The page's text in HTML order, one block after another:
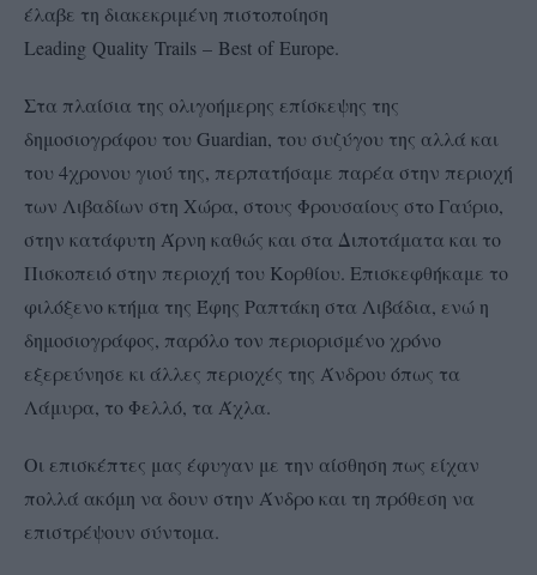
έλαβε τη διακεκριμένη πιστοποίηση
Leading Quality Trails – Best of Europe.
Στα πλαίσια της ολιγοήμερης επίσκεψης της
δημοσιογράφου του Guardian, του συζύγου της αλλά και
του 4χρονου γιού της, περπατήσαμε παρέα στην περιοχή
των Λιβαδίων στη Χώρα, στους Φρουσαίους στο Γαύριο,
στην κατάφυτη Άρνη καθώς και στα Διποτάματα και το
Πισκοπειό στην περιοχή του Κορθίου. Επισκεφθήκαμε το
φιλόξενο κτήμα της Έφης Ραπτάκη στα Λιβάδια, ενώ η
δημοσιογράφος, παρόλο τον περιορισμένο χρόνο
εξερεύνησε κι άλλες περιοχές της Άνδρου όπως τα
Λάμυρα, το Φελλό, τα Άχλα.
Οι επισκέπτες μας έφυγαν με την αίσθηση πως είχαν
πολλά ακόμη να δουν στην Άνδρο και τη πρόθεση να
επιστρέψουν σύντομα.